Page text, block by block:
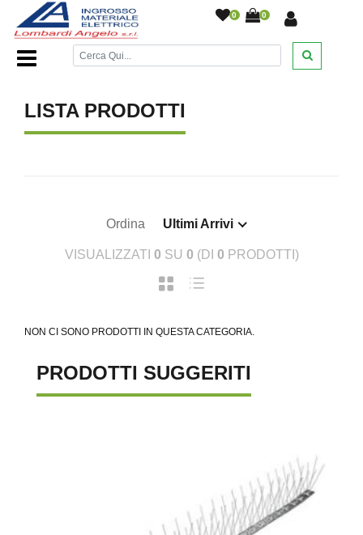
0 0
Home Page//
LISTA PRODOTTI
Ordina Ultimi Arrivi
VISUALIZZATI 0 SU 0 (DI 0 PRODOTTI)
NON CI SONO PRODOTTI IN QUESTA CATEGORIA.
PRODOTTI SUGGERITI